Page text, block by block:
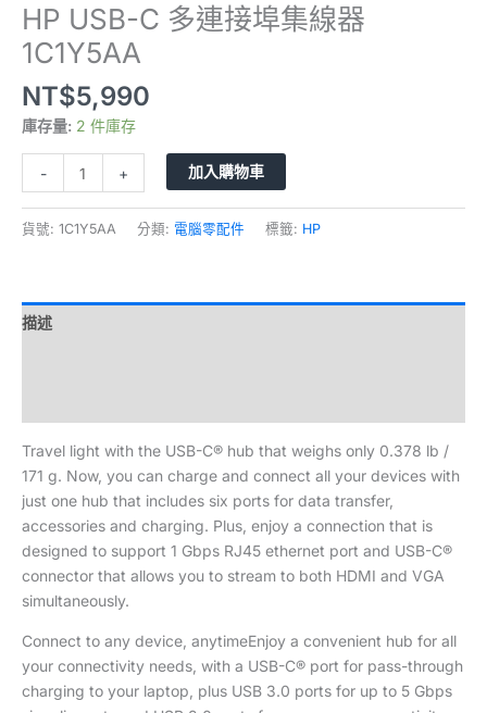
HP USB-C 多連接埠集線器
1C1Y5AA
NT$5,990
庫存量: 2 件庫存
- + 加入購物車
貨號: 1C1Y5AA 分類: 電腦零配件 標籤: HP
描述
Travel light with the USB-C® hub that weighs only 0.378 lb /
171 g. Now, you can charge and connect all your devices with
just one hub that includes six ports for data transfer,
accessories and charging. Plus, enjoy a connection that is
designed to support 1 Gbps RJ45 ethernet port and USB-C®
connector that allows you to stream to both HDMI and VGA
simultaneously.
Connect to any device, anytimeEnjoy a convenient hub for all
your connectivity needs, with a USB-C® port for pass-through
charging to your laptop, plus USB 3.0 ports for up to 5 Gbps